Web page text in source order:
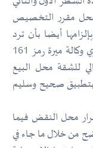
محل مقرر التخصيص
مبلغ 1.500.000.00 دج وبإلزامها أيضا بأن ترد
للمدخل في الخصام القرض الشعبي الجزائري وكالة ميرة رمز 161
للشقة محل البيع
التزموا بتطبيق صحيح وسليم
محل النقض فيما
من خلال ما جاء في